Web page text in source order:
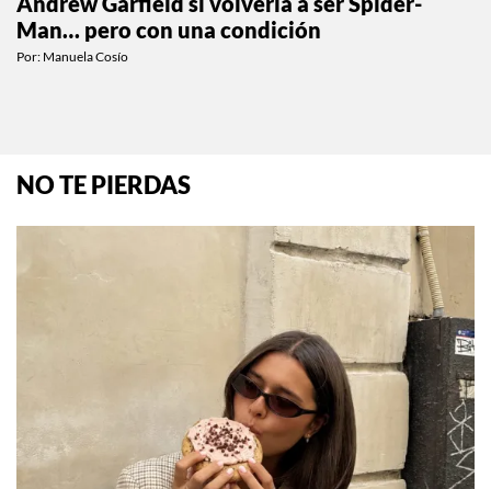
Man… pero con una condición
Por: Manuela Cosío
NO TE PIERDAS